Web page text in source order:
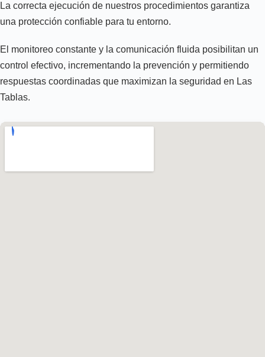
La correcta ejecución de nuestros procedimientos garantiza
una protección confiable para tu entorno.
El monitoreo constante y la comunicación fluida posibilitan un
control efectivo, incrementando la prevención y permitiendo
respuestas coordinadas que maximizan la seguridad en Las
Tablas.